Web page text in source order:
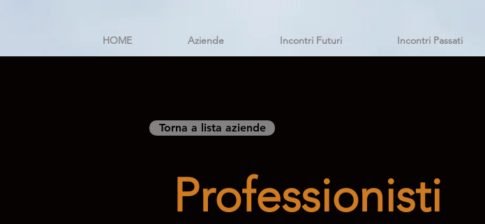
HOME Aziende Incontri Futuri Incontri Passati
Torna a lista aziende
Professionisti